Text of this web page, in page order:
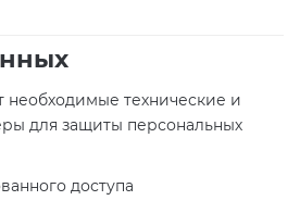
технические и
для защиты персональных
доступа